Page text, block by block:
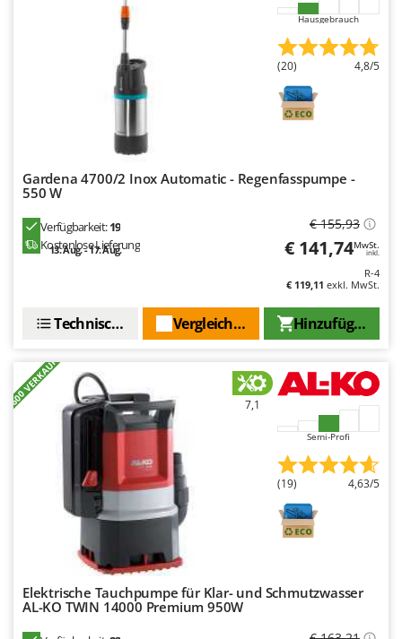
Hausgebrauch
(20) 4,8/5
Gardena 4700/2 Inox Automatic - Regenfasspumpe -
550 W
Verfügbarkeit:19
Kostenlose Lieferung
13. Aug. - 17. Aug.
€ 155,93
€ 141,74MwSt.
inkl.
R-4
€ 119,11 exkl. MwSt.
Hinzufügen
Vergleichen Sie
Technische Daten
+600 VERKAUFT 7,1
Semi-Profi
(19) 4,63/5
Elektrische Tauchpumpe für Klar- und Schmutzwasser
AL-KO TWIN 14000 Premium 950W